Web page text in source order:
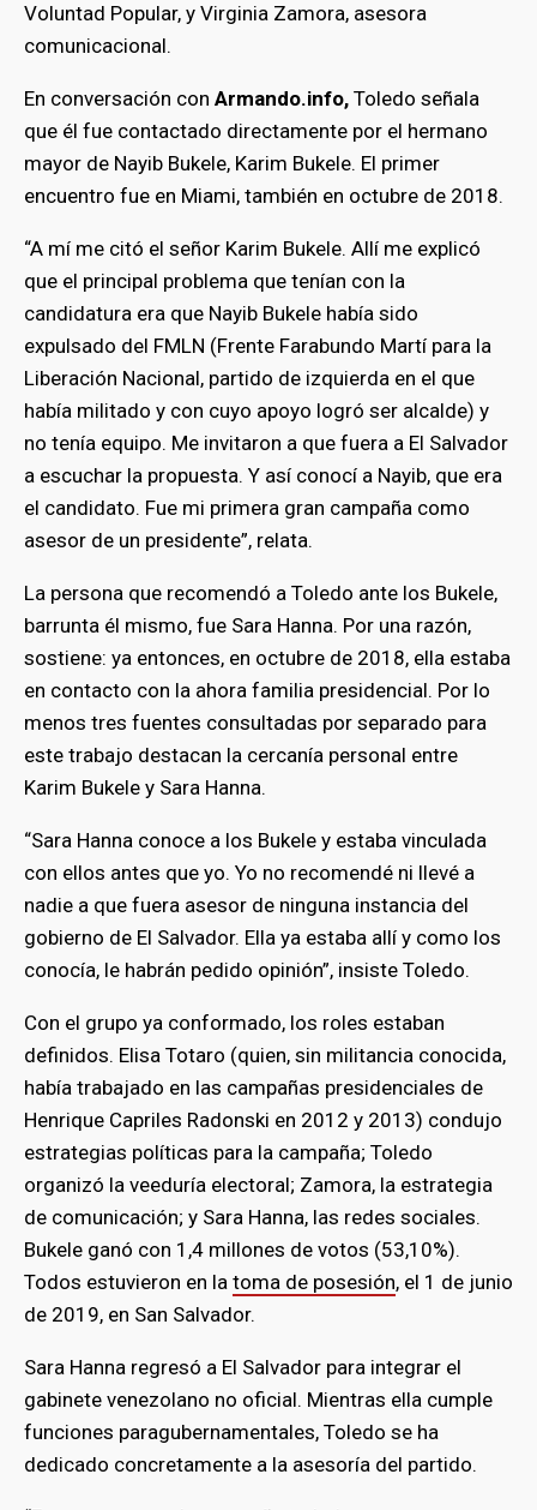
Voluntad Popular, y Virginia Zamora, asesora
comunicacional.
En conversación con Armando.info, Toledo señala
que él fue contactado directamente por el hermano
mayor de Nayib Bukele, Karim Bukele. El primer
encuentro fue en Miami, también en octubre de 2018.
“A mí me citó el señor Karim Bukele. Allí me explicó
que el principal problema que tenían con la
candidatura era que Nayib Bukele había sido
expulsado del FMLN (Frente Farabundo Martí para la
Liberación Nacional, partido de izquierda en el que
había militado y con cuyo apoyo logró ser alcalde) y
no tenía equipo. Me invitaron a que fuera a El Salvador
a escuchar la propuesta. Y así conocí a Nayib, que era
el candidato. Fue mi primera gran campaña como
asesor de un presidente”, relata.
La persona que recomendó a Toledo ante los Bukele,
barrunta él mismo, fue Sara Hanna. Por una razón,
sostiene: ya entonces, en octubre de 2018, ella estaba
en contacto con la ahora familia presidencial. Por lo
menos tres fuentes consultadas por separado para
este trabajo destacan la cercanía personal entre
Karim Bukele y Sara Hanna.
“Sara Hanna conoce a los Bukele y estaba vinculada
con ellos antes que yo. Yo no recomendé ni llevé a
nadie a que fuera asesor de ninguna instancia del
gobierno de El Salvador. Ella ya estaba allí y como los
conocía, le habrán pedido opinión”, insiste Toledo.
Con el grupo ya conformado, los roles estaban
definidos. Elisa Totaro (quien, sin militancia conocida,
había trabajado en las campañas presidenciales de
Henrique Capriles Radonski en 2012 y 2013) condujo
estrategias políticas para la campaña; Toledo
organizó la veeduría electoral; Zamora, la estrategia
de comunicación; y Sara Hanna, las redes sociales.
Bukele ganó con 1,4 millones de votos (53,10%).
Todos estuvieron en la toma de posesión, el 1 de junio
de 2019, en San Salvador.
Sara Hanna regresó a El Salvador para integrar el
gabinete venezolano no oficial. Mientras ella cumple
funciones paragubernamentales, Toledo se ha
dedicado concretamente a la asesoría del partido.